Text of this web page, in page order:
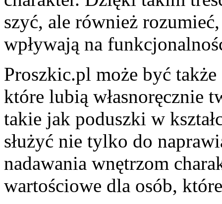
szyć, ale również
wpływają na
Proszkic.pl może być także
które lubią własnoręcznie
takie jak poduszki w
służyć nie tylko do
nadawania wnętrzom
wartościowe dla osób,